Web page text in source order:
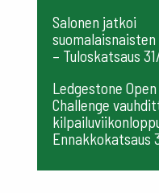
Salonen jatkoi
– Tuloskatsaus
Ledgestone
Challenge
Ennakkokatsaus